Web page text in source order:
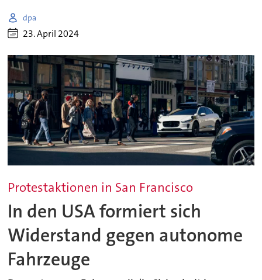
dpa
23. April 2024
Protestaktionen in San Francisco
In den USA formiert sich
Widerstand gegen autonome
Fahrzeuge